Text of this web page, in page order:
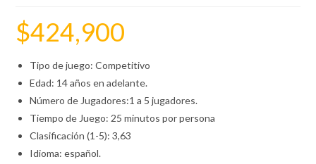
$424,900
Tipo de juego: Competitivo
Edad: 14 años en adelante.
Número de Jugadores:1 a 5 jugadores.
Tiempo de Juego: 25 minutos por persona
Clasificación (1-5): 3,63
Idioma: español.